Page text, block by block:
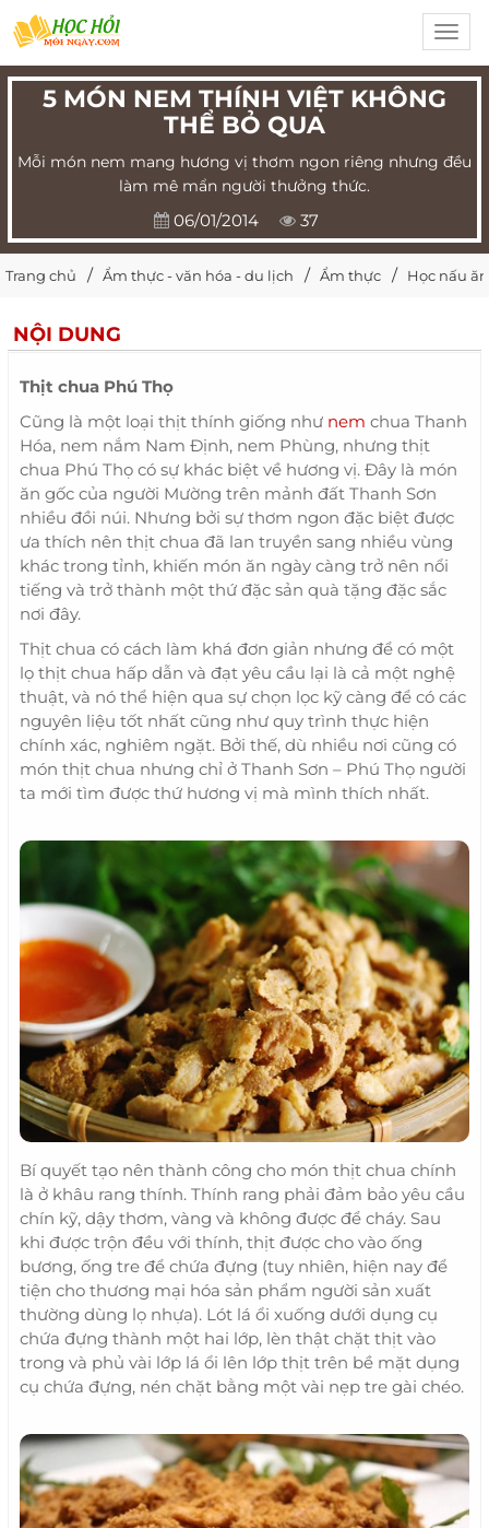
5 MÓN NEM THÍNH VIỆT KHÔNG
THỂ BỎ QUA
Mỗi món nem mang hương vị thơm ngon riêng nhưng đều
làm mê mẩn người thưởng thức.
06/01/2014 37
Trang chủ Ẩm thực - văn hóa - du lịch Ẩm thực Học nấu ăn
NỘI DUNG
Thịt chua Phú Thọ
Cũng là một loại thịt thính giống như nem chua Thanh
Hóa, nem nắm Nam Định, nem Phùng, nhưng thịt
chua Phú Thọ có sự khác biệt về hương vị. Đây là món
ăn gốc của người Mường trên mảnh đất Thanh Sơn
nhiều đồi núi. Nhưng bởi sự thơm ngon đặc biệt được
ưa thích nên thịt chua đã lan truyền sang nhiều vùng
khác trong tỉnh, khiến món ăn ngày càng trở nên nổi
tiếng và trở thành một thứ đặc sản quà tặng đặc sắc
nơi đây.
Thịt chua có cách làm khá đơn giản nhưng để có một
lọ thịt chua hấp dẫn và đạt yêu cầu lại là cả một nghệ
thuật, và nó thể hiện qua sự chọn lọc kỹ càng để có các
nguyên liệu tốt nhất cũng như quy trình thực hiện
chính xác, nghiêm ngặt. Bởi thế, dù nhiều nơi cũng có
món thịt chua nhưng chỉ ở Thanh Sơn – Phú Thọ người
ta mới tìm được thứ hương vị mà mình thích nhất.
Bí quyết tạo nên thành công cho món thịt chua chính
là ở khâu rang thính. Thính rang phải đảm bảo yêu cầu
chín kỹ, dậy thơm, vàng và không được để cháy. Sau
khi được trộn đều với thính, thịt được cho vào ống
bương, ống tre để chứa đựng (tuy nhiên, hiện nay để
tiện cho thương mại hóa sản phẩm người sản xuất
thường dùng lọ nhựa). Lót lá ổi xuống dưới dụng cụ
chứa đựng thành một hai lớp, lèn thật chặt thịt vào
trong và phủ vài lớp lá ổi lên lớp thịt trên bề mặt dụng
cụ chứa đựng, nén chặt bằng một vài nẹp tre gài chéo.